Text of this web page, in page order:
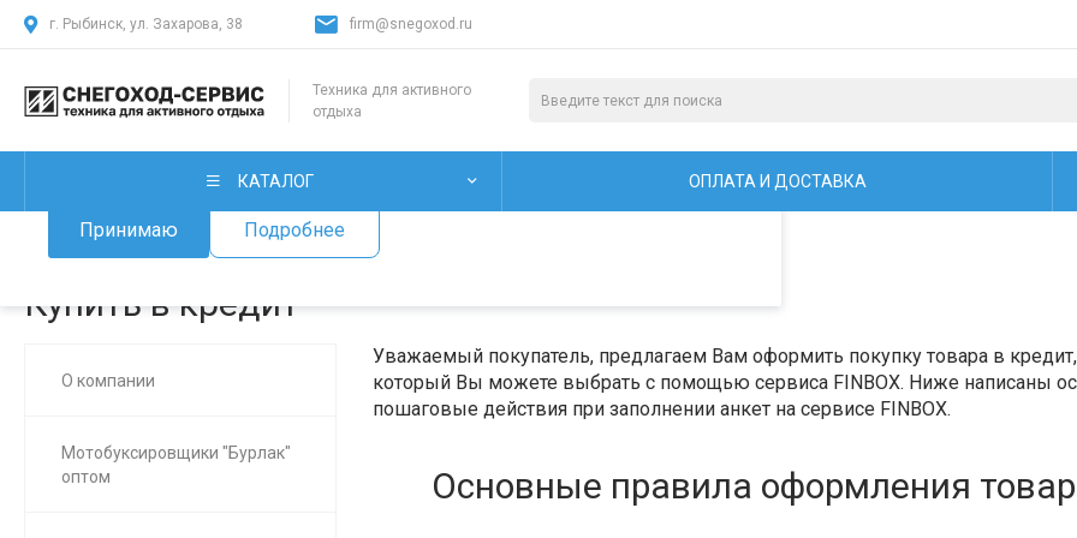
Мы используем файлы cookie, разработанные нашими специалистами и третьими
Принимаю Подробнее
г. Рыбинск, ул. Захарова, 38 firm@snegoxod.ru
Техника для активного
отдыха
КАТАЛОГ ОПЛАТА И ДОСТАВКА
Главная / О нас / Купить в кредит
Купить в кредит
О компании
Мотобуксировщики "Бурлак"
оптом
Уважаемый покупатель, предлагаем Вам оформить покупку товара в
который Вы можете выбрать с помощью сервиса FINBOX. Ниже написаны
пошаговые действия при заполнении анкет на сервисе FINBOX.
Основные правила оформления